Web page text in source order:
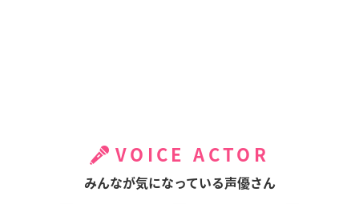
VOICE ACTOR
みんなが気になっている声優さん